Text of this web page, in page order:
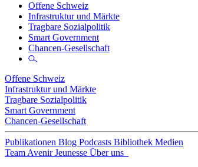
Offene Schweiz
Infrastruktur und Märkte
Tragbare Sozialpolitik
Smart Government
Chancen-Gesellschaft
Offene Schweiz
Infrastruktur und Märkte
Tragbare Sozialpolitik
Smart Government
Chancen-Gesellschaft
Publikationen Blog Podcasts Bibliothek Medien
Team Avenir Jeunesse Über uns